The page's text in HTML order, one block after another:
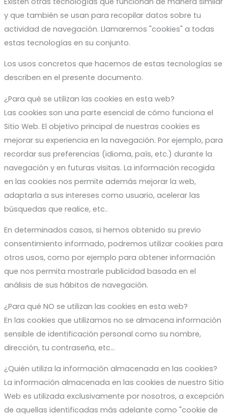
y que también se usan para recopilar datos sobre tu
actividad de navegación. Llamaremos "cookies" a todas
estas tecnologías en su conjunto.
Los usos concretos que hacemos de estas tecnologías se
describen en el presente documento.
¿Para qué se utilizan las cookies en esta web?
Las cookies son una parte esencial de cómo funciona el
Sitio Web. El objetivo principal de nuestras cookies es
mejorar su experiencia en la navegación. Por ejemplo, para
recordar sus preferencias (idioma, país, etc.) durante la
navegación y en futuras visitas. La información recogida
en las cookies nos permite además mejorar la web,
adaptarla a sus intereses como usuario, acelerar las
búsquedas que realice, etc..
En determinados casos, si hemos obtenido su previo
consentimiento informado, podremos utilizar cookies para
otros usos, como por ejemplo para obtener información
que nos permita mostrarle publicidad basada en el
análisis de sus hábitos de navegación.
¿Para qué NO se utilizan las cookies en esta web?
En las cookies que utilizamos no se almacena información
sensible de identificación personal como su nombre,
dirección, tu contraseña, etc...
¿Quién utiliza la información almacenada en las cookies?
La información almacenada en las cookies de nuestro Sitio
Web es utilizada exclusivamente por nosotros, a excepción
de aquellas identificadas más adelante como "cookie de